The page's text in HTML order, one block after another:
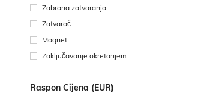
Zabrana zatvaranja
Zatvarač
Magnet
Zaključavanje okretanjem
Raspon Cijena (EUR)